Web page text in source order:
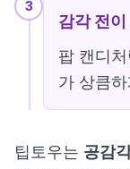
3
감각 전이
팝 캔디
가 상큼하
팁토우는 공감